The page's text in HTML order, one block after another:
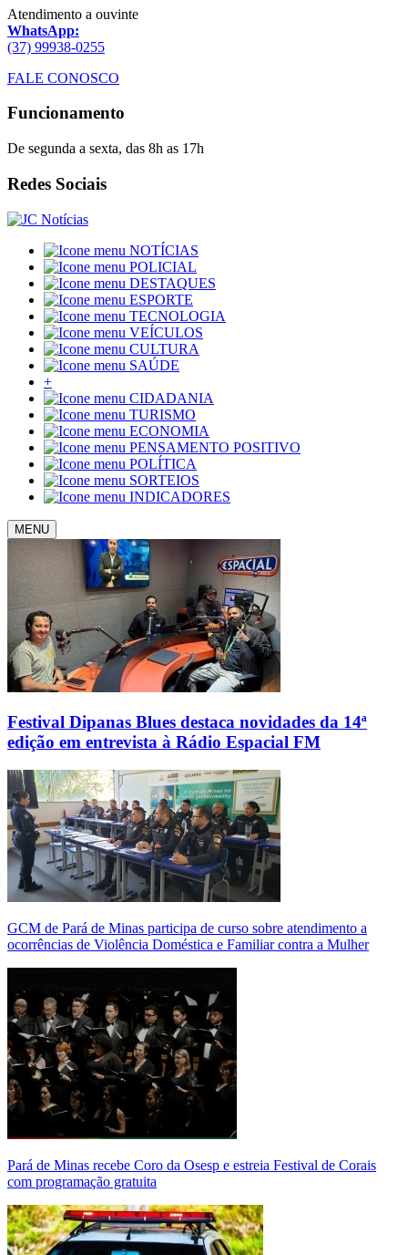
Atendimento a ouvinte
WhatsApp:
(37) 99938-0255
FALE CONOSCO
Funcionamento
De segunda a sexta, das 8h as 17h
Redes Sociais
NOTÍCIAS
POLICIAL
DESTAQUES
ESPORTE
TECNOLOGIA
VEÍCULOS
CULTURA
SAÚDE
+
CIDADANIA
TURISMO
ECONOMIA
PENSAMENTO POSITIVO
POLÍTICA
SORTEIOS
INDICADORES
MENU
Festival Dipanas Blues destaca novidades da 14ª
edição em entrevista à Rádio Espacial FM
GCM de Pará de Minas participa de curso sobre atendimento a
ocorrências de Violência Doméstica e Familiar contra a Mulher
Pará de Minas recebe Coro da Osesp e estreia Festival de Corais
com programação gratuita